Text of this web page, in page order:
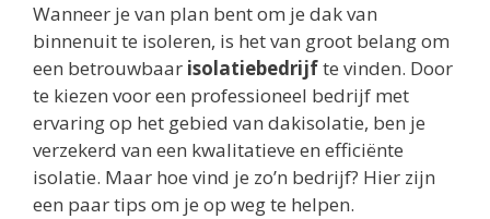
Wanneer je van plan bent om je dak van
binnenuit te isoleren, is het van groot belang om
een betrouwbaar isolatiebedrijfte vinden. Door
te kiezen voor een professioneel bedrijf met
ervaring op het gebied van dakisolatie, ben je
verzekerd van een kwalitatieve en efficiënte
isolatie. Maar hoe vind je zo’n bedrijf? Hier zijn
een paar tips om je op weg te helpen.